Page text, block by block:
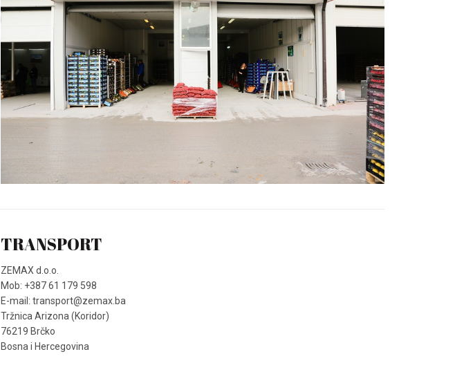
TRANSPORT
ZEMAX d.o.o.
Mob: +387 61 179 598
E-mail: transport@zemax.ba
Tržnica Arizona (Koridor)
76219 Brčko
Bosna i Hercegovina